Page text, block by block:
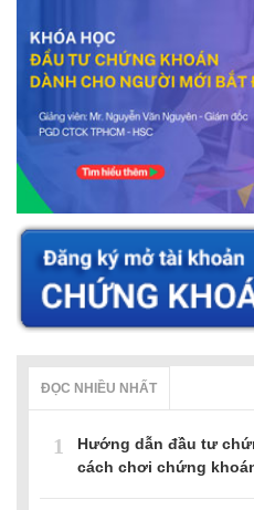
ĐỌC NHIỀU NHẤT
1
Hướng dẫn đầu tư
cách chơi chứng